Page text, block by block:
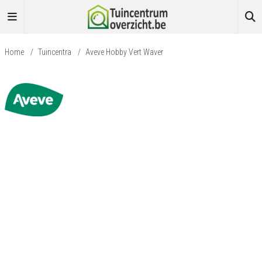
Home / Tuincentra / Aveve Hobby Vert Waver